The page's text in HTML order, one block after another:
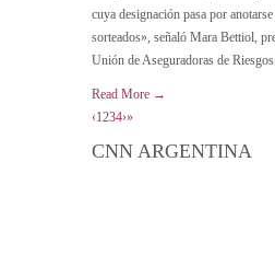
cuya designación pasa por
sorteados», señaló Mara Bettiol,
Unión de Aseguradoras de Riesgos
Read More →
‹1234›»
CNN ARGENTINA